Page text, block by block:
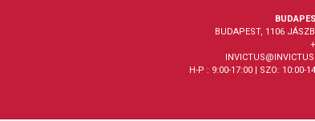
BUDAPEST, 1106
H-P : 9:00-17:00 | SZO: 10:00-